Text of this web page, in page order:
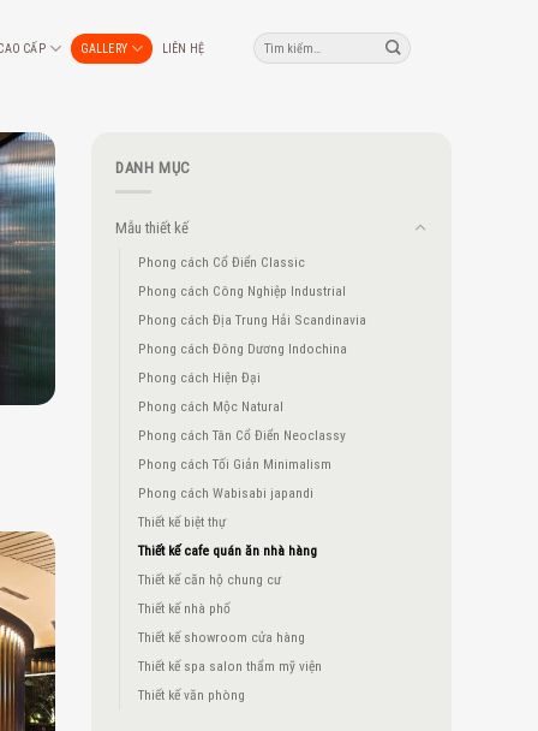
CẤP GALLERY LIÊN HỆ
Tìm
kiếm:
DANH MỤC
Mẫu thiết kế
Phong cách Cổ Điển Classic
Phong cách Công Nghiệp Industrial
Phong cách Địa Trung Hải Scandinavia
Phong cách Đông Dương Indochina
Phong cách Hiện Đại
Phong cách Mộc Natural
Phong cách Tân Cổ Điển Neoclassy
Phong cách Tối Giản Minimalism
Phong cách Wabisabi japandi
Thiết kế biệt thự
Thiết kế cafe quán ăn nhà hàng
Thiết kế căn hộ chung cư
Thiết kế nhà phố
Thiết kế showroom cửa hàng
Thiết kế spa salon thẩm mỹ viện
Thiết kế văn phòng